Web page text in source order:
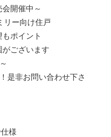
開催中～
ー向け住戸
ポイント
ございます
是非お問い合わせ下さ
様